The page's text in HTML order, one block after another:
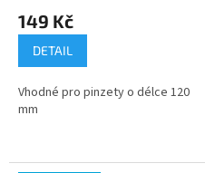
149 Kč
DETAIL
Vhodné pro pinzety o délce 120
mm